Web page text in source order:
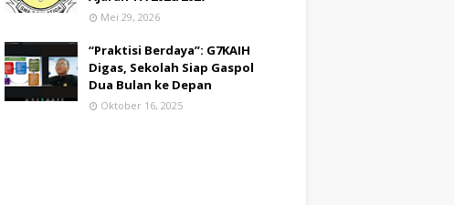
Mei 29, 2026
“Praktisi Berdaya”: G7KAIH
Digas, Sekolah Siap Gaspol
Dua Bulan ke Depan
Oktober 16, 2025